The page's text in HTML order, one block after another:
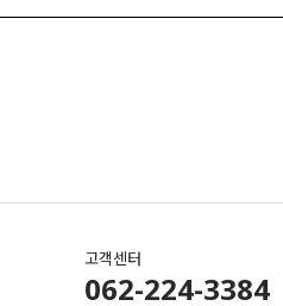
고객센터
062-224-3384